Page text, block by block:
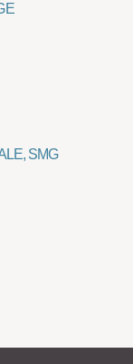
SMG